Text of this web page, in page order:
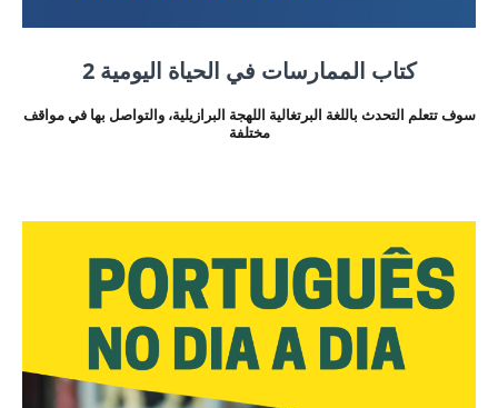
كتاب الممارسات في الحياة اليومية 2
سوف تتعلم التحدث باللغة البرتغالية اللهجة البرازيلية، والتواصل بها في مواقف
مختلفة